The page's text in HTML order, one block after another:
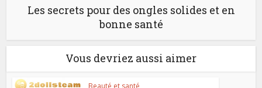
Les secrets pour des ongles solides et en
bonne santé
Vous devriez aussi aimer
Beauté et santé